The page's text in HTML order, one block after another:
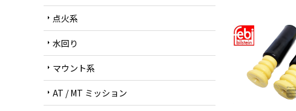
arrow_right 点火系
arrow_right 水回り
arrow_right マウント系
arrow_right AT / MT ミッション